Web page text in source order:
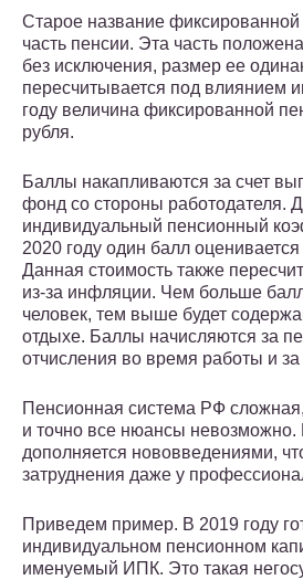
Старое название
часть пенсии. Эта часть
без исключения, размер ее
пересчитывается под влиянием
году величина фиксированной
рубля.
Баллы накапливаются за счет
фонд со стороны работодателя.
индивидуальный пенсионный
2020 году один балл
Данная стоимость также
из-за инфляции. Чем больше
человек, тем выше будет
отдыхе. Баллы начисляются за
отчисления во время работы и за
Пенсионная система РФ
и точно все нюансы невозможно.
дополняется нововведениями,
затруднения даже у
Приведем пример. В 2019 году
индивидуальном пенсионном
именуемый ИПК. Это такая